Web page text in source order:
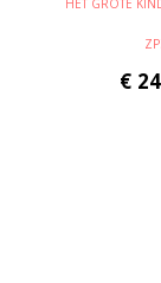
HET GROTE
€